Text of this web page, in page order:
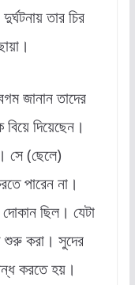
তার চির
জানান তাদের
দিয়েছেন।
সে (ছেলে)
পারেন না।
দোকান ছিল। যেটা
শুরু করা। সুদের
করতে হয়।